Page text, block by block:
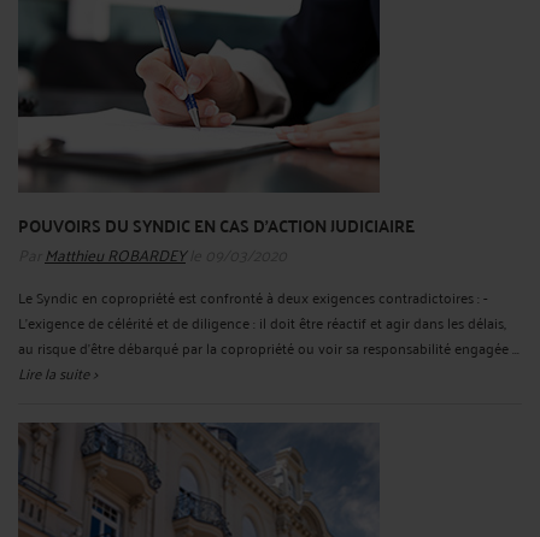
POUVOIRS DU SYNDIC EN CAS D'ACTION JUDICIAIRE
Matthieu ROBARDEYle 09/03/2020
Le Syndic en copropriété est confronté à deux exigences contradictoires : -
L'exigence de célérité et de diligence : il doit être réactif et agir dans les délais,
au risque d'être débarqué par la copropriété ou voir sa responsabilité engagée ...
Lire la suite >